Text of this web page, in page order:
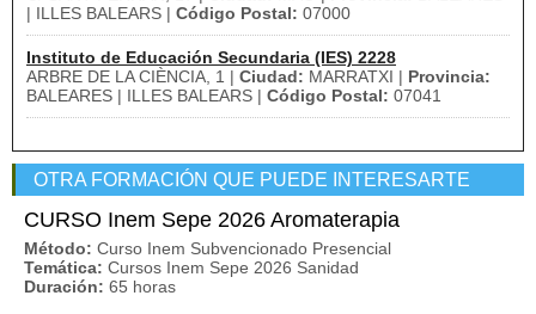
| ILLES BALEARS | Código Postal: 07000
Instituto de Educación Secundaria (IES) 2228
ARBRE DE LA CIÈNCIA, 1 | Ciudad: MARRATXI | Provincia:
BALEARES | ILLES BALEARS | Código Postal: 07041
OTRA FORMACIÓN QUE PUEDE INTERESARTE
CURSO Inem Sepe 2026 Aromaterapia
Método: Curso Inem Subvencionado Presencial
Temática: Cursos Inem Sepe 2026 Sanidad
Duración: 65 horas